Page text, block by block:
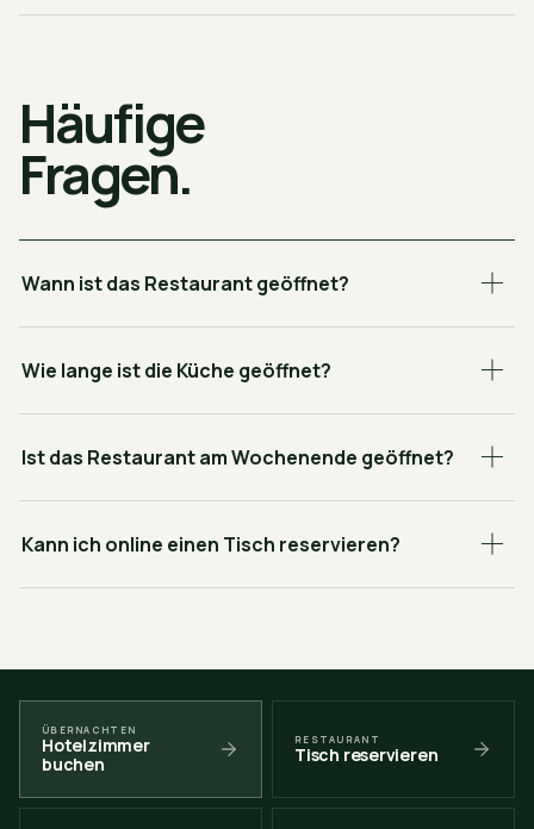
Häufige
Fragen.
Wann ist das Restaurant geöffnet?
Wie lange ist die Küche geöffnet?
Ist das Restaurant am Wochenende geöffnet?
Kann ich online einen Tisch reservieren?
ÜBERNACHTEN
Hotelzimmer
buchen
RESTAURANT
Tisch reservieren